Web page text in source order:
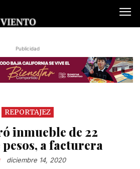
Publicidad
REPORTAJEZ
inmueble de 22
a facturera
diciembre 14, 2020